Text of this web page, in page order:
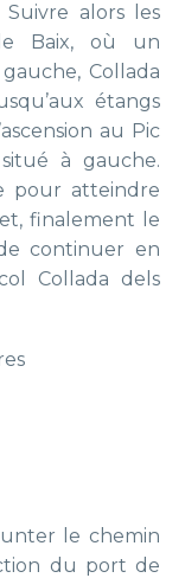
alors les
Baix, où un
Collada
étangs
au Pic
à gauche.
pour atteindre
et, finalement le
continuer en
Collada dels
le chemin
du port de